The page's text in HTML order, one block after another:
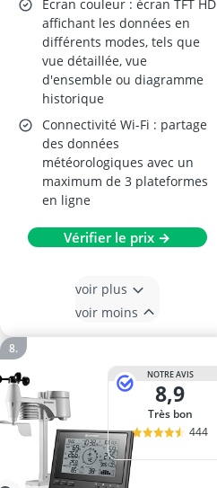
Écran couleur : écran TFT HD
affichant les données en
différents modes, tels que
vue détaillée, vue
d'ensemble ou diagramme
historique
Connectivité Wi-Fi : partage
des données
météorologiques avec un
maximum de 3 plateformes
en ligne
Vérifier le prix →
voir plus
voir moins
NOTRE AVIS
8,9
Très bon
444